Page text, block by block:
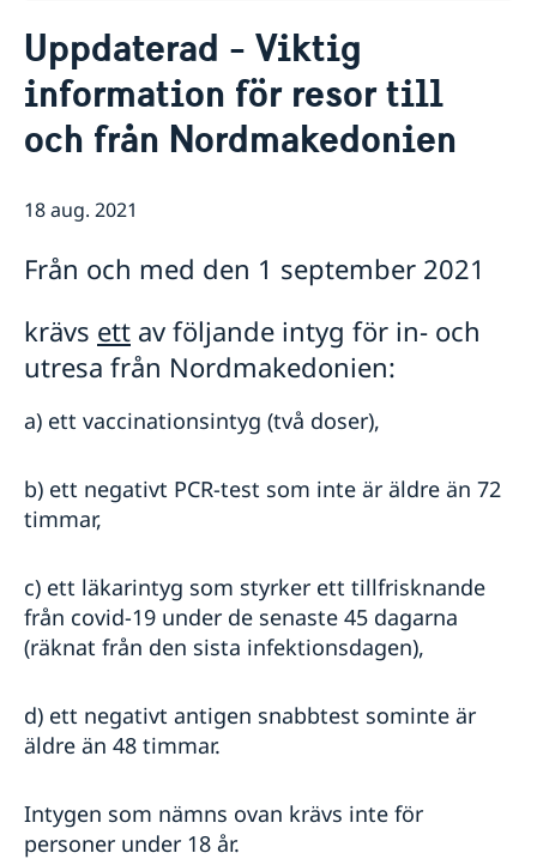
Ambassadör
Dataskyddspolicy för utlandsmyndigheterna
Kontakt / Öppettider
Boka tid för intervju
Så stöttar vi svenska företag
Vi är en resurs för svenska företag
Svenska företag i Nordmakedonien
Ny handelskammare grundad för att stärka banden
FAQ - Så stöttar vi svenska företag
Aktuellt
Vad som gäller för uppe­hålls­till­stånd för besök
Migrationsärenden för personer lagligen bosatta i
Rösta i Nordmakedonien
Nordmakedonien
Uppdaterad - Viktig
information för resor till
och från Nordmakedonien
18 aug. 2021
Från och med den 1 september 2021
krävs ett av följande intyg för in- och
utresa från Nordmakedonien:
a) ett vaccinationsintyg (två doser),
b) ett negativt PCR-test som inte är äldre än 72
timmar,
c) ett läkarintyg som styrker ett tillfrisknande
från covid-19 under de senaste 45 dagarna
(räknat från den sista infektionsdagen),
d) ett negativt antigen snabbtest sominte är
äldre än 48 timmar.
Intygen som nämns ovan krävs inte för
personer under 18 år.